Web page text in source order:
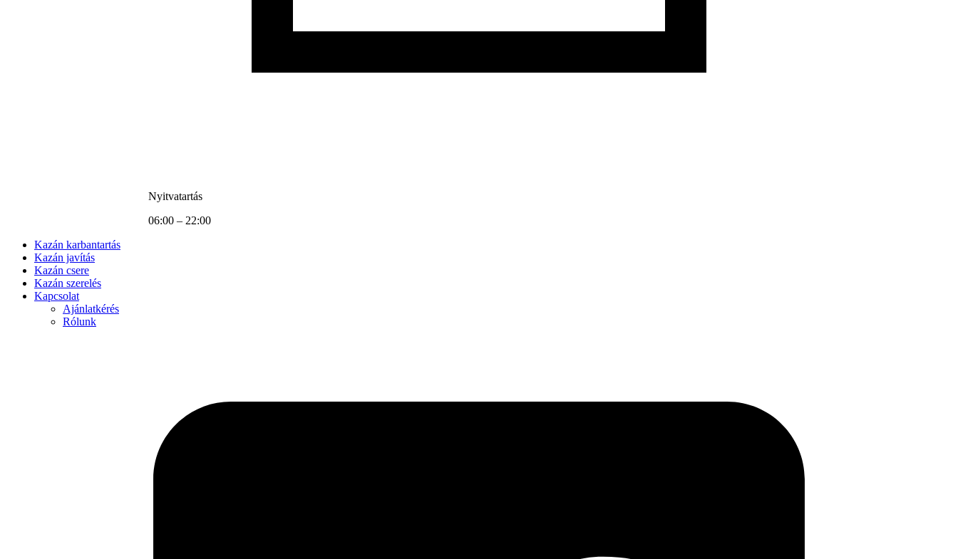
Nyitvatartás
06:00 – 22:00
Kazán karbantartás
Kazán javítás
Kazán csere
Kazán szerelés
Kapcsolat
Ajánlatkérés
Rólunk